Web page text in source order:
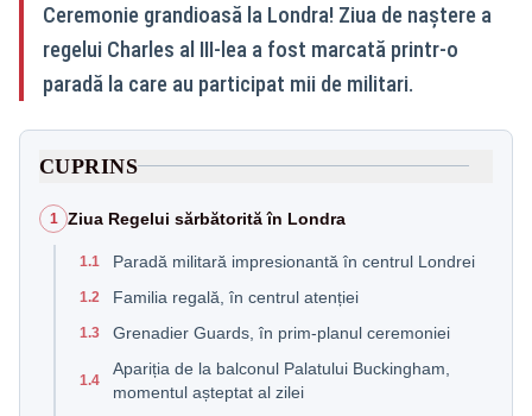
Ceremonie grandioasă la Londra! Ziua de naștere a
regelui Charles al III-lea a fost marcată printr-o
paradă la care au participat mii de militari.
CUPRINS
1 Ziua Regelui sărbătorită în Londra
1.1 Paradă militară impresionantă în centrul Londrei
1.2 Familia regală, în centrul atenției
1.3 Grenadier Guards, în prim-planul ceremoniei
1.4
Apariția de la balconul Palatului Buckingham,
momentul așteptat al zilei